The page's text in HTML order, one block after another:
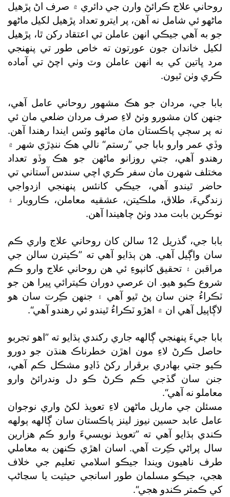
روحاني علاج ڪرائڻ وارن جي دائري ۾ صرف اڻ پڙهيل
ماڻهو ئي شامل نه آهن، پر ايترو تعداد پڙهيل لکيل ماڻهو
جو به آهي جيڪي انهن عاملن تي اعتقاد رکن ٿا، پڙهيل
لکيل خاندان جون عورتون ته خاص طور تي پنهنجي
مرد ڀاتين کي به انهن عاملن وٽ وٺي اچڻ تي آماده
ڪري وٺن ٿيون.
بابا جي، مردان جو هڪ مشهور روحاني عامل آهي،
جنهن کان مشورو وٺڻ لاءِ صرف مردان ضلعي مان ئي
نه پر سڄي پاڪستان مان ماڻهو وٽس ايندا رهندا آهن.
وڏي عمر وارو بابا جي ”رستم“ نالي هڪ ننڍڙي شهر ۾
رهندو آهي، جتي روزانو ماڻهن جو هڪ وڏو تعداد
مختلف شهرن مان سفر ڪري اچي سندس آستاني تي
حاضر ٿيندو آهي، جيڪي کانئس پنهنجي ازدواجي
زندگيءَ، طلاق، ملڪيتن، عشقيه معاملن، ڪاروبار ۽
نوڪرين بابت مدد وٺڻ چاهيندا آهن.
بابا جي، گذريل 12 سالن کان روحاني علاج واري ڪم
سان واڳيل آهي. هن ٻڌايو آهي ته ”ڪيترن سالن جي
مراقبن ۽ تحقيق کانپوءِ ئي هن روحاني علاج وارو ڪم
شروع ڪيو هيو. ان عرصي دوران ڪيترائي ڀيرا هن جو
ٽڪراءُ جنن سان پڻ ٿيو آهي ۽ جنهن ڪِرت سان هو
لاڳاپيل آهي ان ۾ اهڙو ٽڪراءُ ٿيندو ئي رهندو آهي“.
بابا جيءَ پنهنجي ڳالهه جاري رکندي ٻڌايو ته ”اهو تجربو
حاصل ڪرڻ لاءِ مون اهڙن خطرناڪ هنڌن جو دورو
ڪيو جتي بهادري برقرار رکڻ ڏاڍو مشڪل ڪم آهي،
جنن سان گڏجي ڪم ڪرڻ ڪو دل وندرائڻ وارو
معاملو نه آهي“.
مسئلن جي ماريل ماڻهن لاءِ تعويذ لکڻ واري نوجوان
عامل عابد حسين نيوز لينز پاڪستان سان ڳالهه ٻولهه
ڪندي ٻڌايو آهي ته ”تعويذ نويسيءَ وارو ڪم هزارين
سال پراڻي ڪِرت آهي. اسان اهڙي ڪنهن به معاملي
طرف ناهيون ويندا جيڪو اسلامي تعليم جي خلاف
هجي، جيڪو مسلمان طور اسانجي حيثيت يا سڃاڻپ
کي ڪمتر ڪندو هجي“.